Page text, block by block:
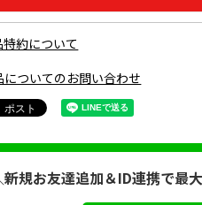
特約について
についてのお問い合わせ
新規お友達追加＆ID連携で最